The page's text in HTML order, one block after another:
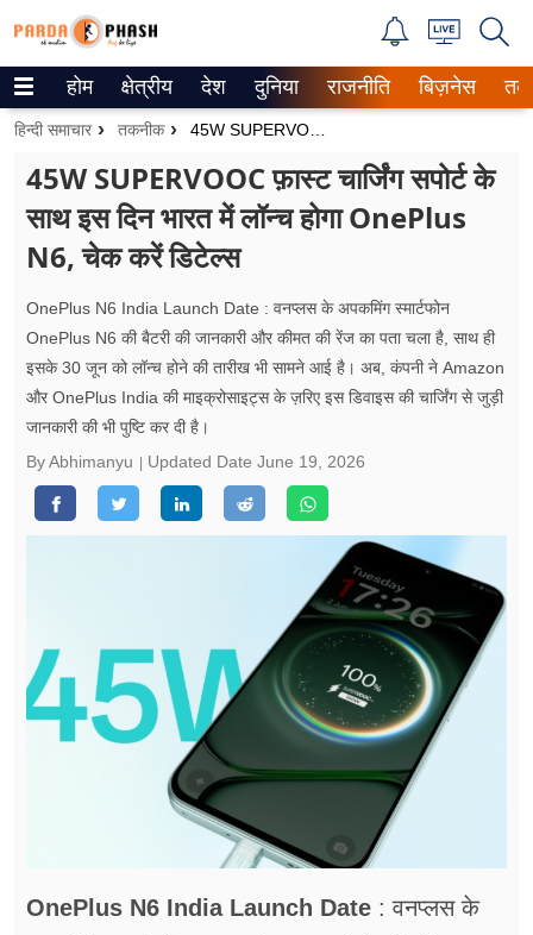
Trending on Google News
वेब स्टोरीज
उत्तर प्रदेश
वीडियो
रिलेशनशिप
जीवन मंत्रा
फूड
ब्‍यूटी
जॉब्स
होम क्षेत्रीय देश दुनिया राजनीति बिज़नेस
हिन्दी समाचार तकनीक
45W SUPERVOOC फ़ास्ट चार्जिंग सपोर्ट के
साथ इस दिन भारत में लॉन्च होगा OnePlus
N6, चेक करें डिटेल्स
OnePlus N6 India Launch Date : वनप्लस के अपकमिंग स्मार्टफोन
OnePlus N6 की बैटरी की जानकारी और कीमत की रेंज का पता चला है, साथ ही
इसके 30 जून को लॉन्च होने की तारीख भी सामने आई है। अब, कंपनी ने Amazon
और OnePlus India की माइक्रोसाइट्स के ज़रिए इस डिवाइस की चार्जिंग से जुड़ी
जानकारी की भी पुष्टि कर दी है।
By Abhimanyu
Updated Date June 19, 2026
OnePlus N6 India Launch Date : वनप्लस के